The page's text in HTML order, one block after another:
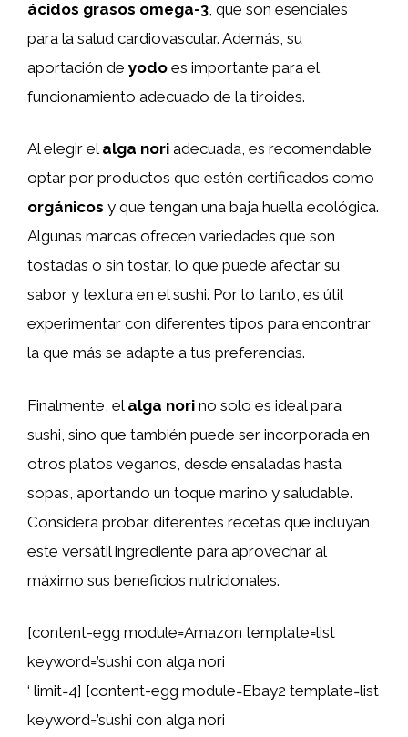
ácidos grasos omega-3 , que son esenciales
para la salud cardiovascular. Además, su
aportación de yodo es importante para el
funcionamiento adecuado de la tiroides.
Al elegir el alga nori adecuada, es recomendable
optar por productos que estén certificados como
orgánicos y que tengan una baja huella ecológica.
Algunas marcas ofrecen variedades que son
tostadas o sin tostar, lo que puede afectar su
sabor y textura en el sushi. Por lo tanto, es útil
experimentar con diferentes tipos para encontrar
la que más se adapte a tus preferencias.
Finalmente, el alga nori no solo es ideal para
sushi, sino que también puede ser incorporada en
otros platos veganos, desde ensaladas hasta
sopas, aportando un toque marino y saludable.
Considera probar diferentes recetas que incluyan
este versátil ingrediente para aprovechar al
máximo sus beneficios nutricionales.
[content-egg module=Amazon template=list
keyword=’sushi con alga nori
‘ limit=4] [content-egg module=Ebay2 template=list
keyword=’sushi con alga nori